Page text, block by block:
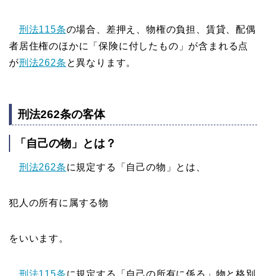
刑法115条の場合、差押え、物権の負担、賃貸、配偶
者居住権のほかに「保険に付したもの」が含まれる点
が刑法262条 と異なります。
刑法262条の客体
「自己の物」とは？
刑法262条に規定する「自己の物」とは、
犯人の所有に属する物
をいいます。